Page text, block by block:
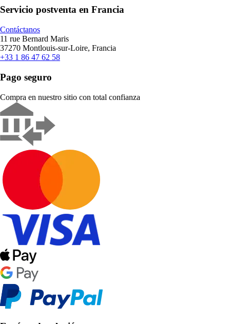
Servicio postventa en Francia
Contáctanos
11 rue Bernard Maris
37270 Montlouis-sur-Loire, Francia
+33 1 86 47 62 58
Pago seguro
Compra en nuestro sitio con total confianza